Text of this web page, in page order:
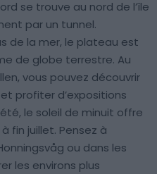
se trouve au nord de l’île
par un tunnel.
de la mer, le plateau est
de globe terrestre. Au
vous pouvez découvrir
profiter d’expositions
le soleil de minuit offre
fin juillet. Pensez à
ou dans les
les environs plus